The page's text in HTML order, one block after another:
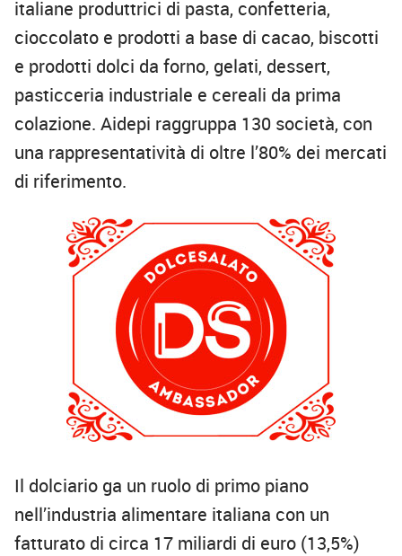
italiane produttrici di pasta, confetteria,
cioccolato e prodotti a base di cacao, biscotti
e prodotti dolci da forno, gelati, dessert,
pasticceria industriale e cereali da prima
colazione. Aidepi raggruppa 130 società, con
una rappresentatività di oltre l’80% dei mercati
di riferimento.
Il dolciario ga un ruolo di primo piano
nell’industria alimentare italiana con un
fatturato di circa 17 miliardi di euro (13,5%)